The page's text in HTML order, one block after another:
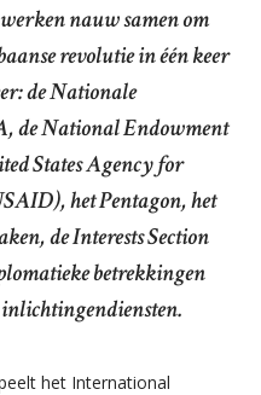
nauw samen om
revolutie in één keer
de Nationale
de National Endowment
States Agency for
het Pentagon, het
de Interests Section
betrekkingen
het International